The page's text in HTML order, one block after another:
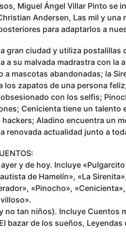
Miguel Ángel Villar Pinto se
Andersen, Las mil y
para adaptarlos a
gran ciudad y utiliza
a su malvada madrastra con
a mascotas abandonadas; la
los zapatos de una persona
con los selfis;
Cenicienta tiene un talento
hackers; Aladino encuentra un
renovada actualidad junto a
y de hoy. Incluye
de Hamelín», «La
«Pinocho»,
no tan niños). Incluye Cuentos
bazar de los sueños,